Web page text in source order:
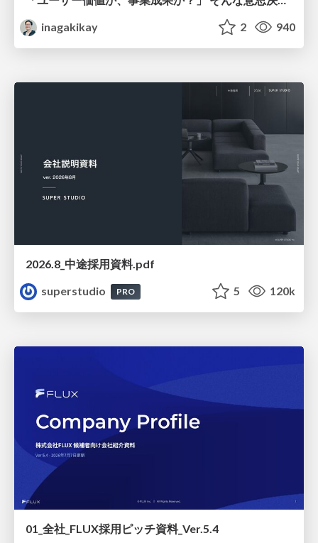
inagakikay
2 940
2026.8_中途採用資料.pdf
superstudio
PRO 5 120k
01_全社_FLUX採用ピッチ資料_Ver.5.4